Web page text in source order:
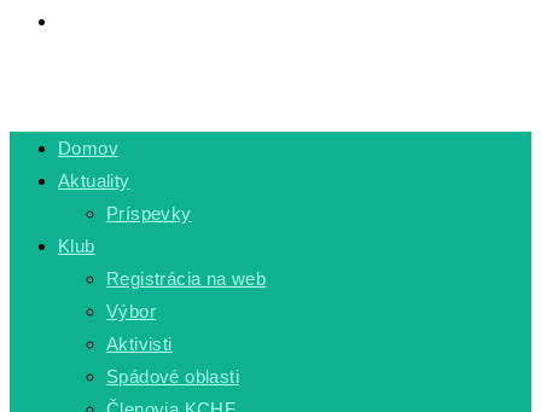
Domov
Aktuality
Príspevky
Klub
Registrácia na web
Výbor
Aktivisti
Spádové oblasti